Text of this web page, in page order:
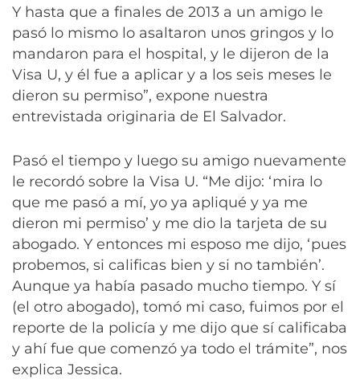
Y hasta que a finales de 2013 a un amigo le
pasó lo mismo lo asaltaron unos gringos y lo
mandaron para el hospital, y le dijeron de la
Visa U, y él fue a aplicar y a los seis meses le
dieron su permiso”, expone nuestra
entrevistada originaria de El Salvador.
Pasó el tiempo y luego su amigo nuevamente
le recordó sobre la Visa U. “Me dijo: ‘mira lo
que me pasó a mí, yo ya apliqué y ya me
dieron mi permiso’ y me dio la tarjeta de su
abogado. Y entonces mi esposo me dijo, ‘pues
probemos, si calificas bien y si no también’.
Aunque ya había pasado mucho tiempo. Y sí
(el otro abogado), tomó mi caso, fuimos por el
reporte de la policía y me dijo que sí calificaba
y ahí fue que comenzó ya todo el trámite”, nos
explica Jessica.